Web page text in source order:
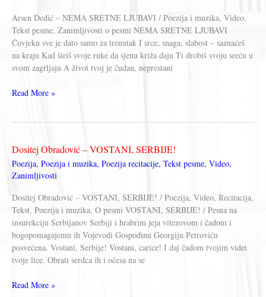
Arsen Dedić – NEMA SRETNE LJUBAVI / Poezija i muzika, Video,
Tekst pesme, Zanimljivosti o pesmi NEMA SRETNE LJUBAVI
Čovjeku sve je dato samo za trenutak I srce, snaga, slabost – saznaćeš
na kraju Kad širiš svoje ruke da sjenu križa daju Ti drobiš svoju sreću u
svom zagrljaju A život tvoj je čudan, neprestani
Arsen
LJUBAVI
Read More »
Dositej Obradović – VOSTANI, SERBIJE!
Poezija, Poezija i muzika, Poezija recitacije, Tekst pesme, Video,
Zanimljivosti
Dositej Obradović – VOSTANI, SERBIJE! / Poezija, Video, Recitacija,
Tekst, Poezija i muzika, O pesmi VOSTANI, SERBIJE! / Pesna na
insurekciju Serbijanov Serbiji i hrabrim jeja vitezovom i čadom i
bogopomagajemu ih Vojevodi Gospodinu Georgiju Petroviću
posvećena. Vostani, Serbije! Vostani, carice! I daj čadom tvojim videt
tvoje lice. Obrati serdca ih i očesa na se
Dositej
Read More »